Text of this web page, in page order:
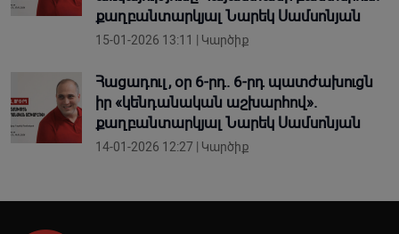
քաղբանտարկյալ Նարեկ Սամսոնյան
15-01-2026 13:11 | Կարծիք
Հացադուլ, օր 6-րդ. 6-րդ պատժախուցն
իր «կենդանական աշխարհով».
քաղբանտարկյալ Նարեկ Սամսոնյան
14-01-2026 12:27 | Կարծիք